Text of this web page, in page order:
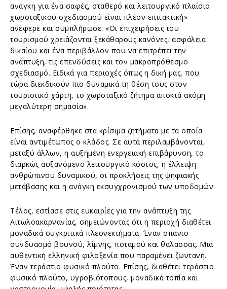
ανάγκη για ένα σαφές, σταθερό και λειτουργικό πλαίσιο
χωροταξικού σχεδιασμού είναι πλέον επιτακτική»
ανέφερε και συμπλήρωσε: «Οι επιχειρήσεις του
τουρισμού χρειάζονται ξεκάθαρους κανόνες, ασφάλεια
δικαίου και ένα περιβάλλον που να επιτρέπει την
ανάπτυξη, τις επενδύσεις και τον μακροπρόθεσμο
σχεδιασμό. Ειδικά για περιοχές όπως η δική μας, που
τώρα διεκδικούν πιο δυναμικά τη θέση τους στον
τουριστικό χάρτη, το χωροταξικό ζήτημα αποκτά ακόμη
μεγαλύτερη σημασία».
Επίσης, αναφέρθηκε στα κρίσιμα ζητήματα με τα οποία
είναι αντιμέτωπος ο κλάδος. Σε αυτά περιλαμβάνονται,
μεταξύ άλλων, η αυξημένη ενεργειακή επιβάρυνση, το
διαρκώς αυξανόμενο λειτουργικό κόστος, η έλλειψη
ανθρώπινου δυναμικού, οι προκλήσεις της ψηφιακής
μετάβασης και η ανάγκη εκσυγχρονισμού των υποδομών.
Τέλος, εστίασε στις ευκαιρίες για την ανάπτυξη της
Αιτωλοακαρνανίας, σημειώνοντας ότι η περιοχή διαθέτει
μοναδικά συγκριτικά πλεονεκτήματα. Έναν σπάνιο
συνδυασμό βουνού, λίμνης, ποταμού και θάλασσας. Μια
αυθεντική ελληνική φιλοξενία που παραμένει ζωντανή.
Έναν τεράστιο φυσικό πλούτο. Επίσης, διαθέτει τεράστιο
φυσικό πλούτο, υγροβιότοπους, μοναδικά τοπία και